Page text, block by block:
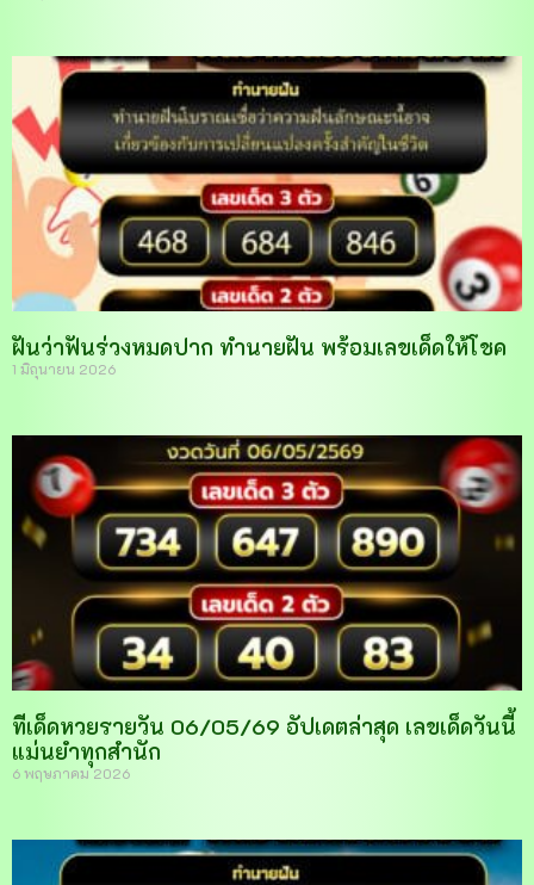
ฝันว่าฟันร่วงหมดปาก ทำนายฝัน พร้อมเลขเด็ดให้โชค
1 มิถุนายน 2026
ทีเด็ดหวยรายวัน 06/05/69 อัปเดตล่าสุด เลขเด็ดวันนี้
แม่นยำทุกสำนัก
6 พฤษภาคม 2026